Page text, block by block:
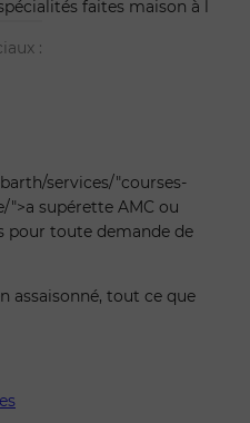
faites maison à l
:
services/"courses-
supérette AMC ou
pour toute demande de
assaisonné, tout ce que